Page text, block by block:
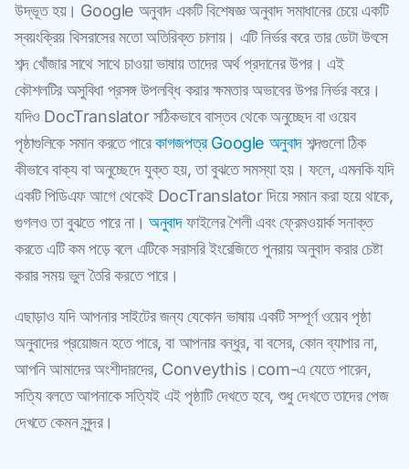
উদ্ভূত হয়। Google অনুবাদ একটি বিশেষজ্ঞ অনুবাদ সমাধানের চেয়ে একটি
স্বয়ংক্রিয় থিসরাসের মতো অতিরিক্ত চালায়। এটি নির্ভর করে তার ডেটা উৎসে
শব্দ খোঁজার সাথে সাথে চাওয়া ভাষায় তাদের অর্থ প্রদানের উপর। এই
কৌশলটির অসুবিধা প্রসঙ্গ উপলব্ধি করার ক্ষমতার অভাবের উপর নির্ভর করে।
যদিও DocTranslator সঠিকভাবে বাস্তব থেকে অনুচ্ছেদ বা ওয়েব
পৃষ্ঠাগুলিকে সমান করতে পারেকাগজপত্র Google অনুবাদ শব্দগুলো ঠিক
কীভাবে বাক্য বা অনুচ্ছেদে যুক্ত হয়, তা বুঝতে সমস্যা হয়। ফলে, এমনকি যদি
একটি পিডিএফ আগে থেকেই DocTranslator দিয়ে সমান করা হয়ে থাকে,
গুগলও তা বুঝতে পারে না।অনুবাদফাইলের শৈলী এবং ফ্রেমওয়ার্ক সনাক্ত
করতে এটি কম পড়ে বলে এটিকে সরাসরি ইংরেজিতে পুনরায় অনুবাদ করার চেষ্টা
করার সময় ভুল তৈরি করতে পারে।
এছাড়াও যদি আপনার সাইটের জন্য যেকোন ভাষায় একটি সম্পূর্ণ ওয়েব পৃষ্ঠা
অনুবাদের প্রয়োজন হতে পারে, বা আপনার বন্ধুর, বা বসের, কোন ব্যাপার না,
আপনি আমাদের অংশীদারদের, Conveythis।com-এ যেতে পারেন,
সত্যি বলতে আপনাকে সত্যিই এই পৃষ্ঠাটি দেখতে হবে, শুধু দেখতে তাদের পেজ
দেখতে কেমন সুন্দর।